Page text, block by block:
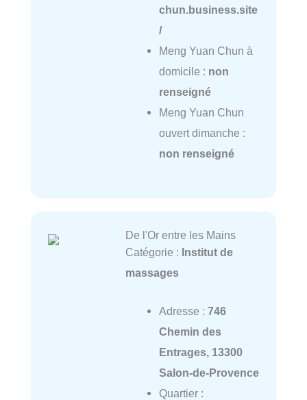
chun.business.site
/
Meng Yuan Chun à
domicile : non
renseigné
Meng Yuan Chun
ouvert dimanche :
non renseigné
De l'Or entre les Mains
Catégorie : Institut de
massages
Adresse : 746
Chemin des
Entrages, 13300
Salon-de-Provence
Quartier :